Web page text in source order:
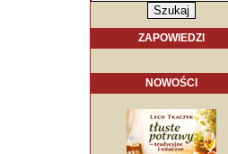
ZAPOWIEDZI
NOWOŚCI